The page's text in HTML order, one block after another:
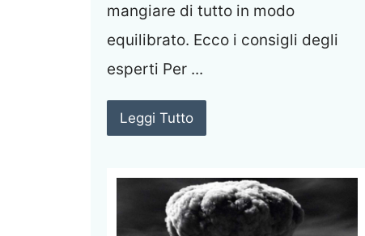
mangiare di tutto in modo
equilibrato. Ecco i consigli degli
esperti Per ...
Leggi Tutto